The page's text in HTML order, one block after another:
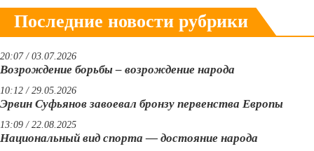
Последние новости рубрики
20:07 / 03.07.2026
Возрождение борьбы – возрождение народа
10:12 / 29.05.2026
Эрвин Суфьянов завоевал бронзу первенства Европы
13:09 / 22.08.2025
Национальный вид спорта — достояние народа